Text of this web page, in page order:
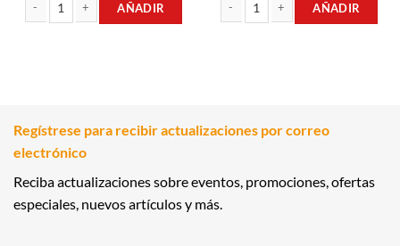
AÑADIR AÑADIR
Regístrese para recibir actualizaciones por correo
electrónico
Reciba actualizaciones sobre eventos, promociones, ofertas
especiales, nuevos artículos y más.